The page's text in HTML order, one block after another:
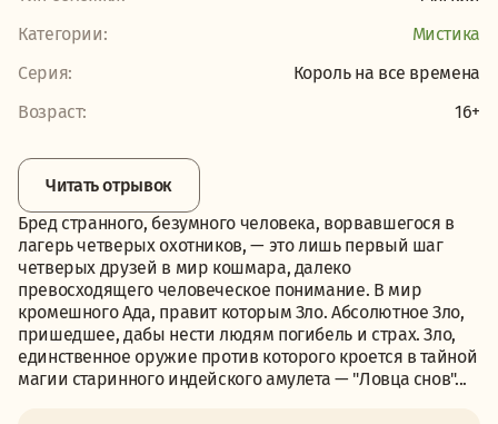
Категории:
Мистика
Серия:
Король на все времена
Возраст:
16+
Читать отрывок
Бред странного, безумного человека, ворвавшегося в
лагерь четверых охотников, — это лишь первый шаг
четверых друзей в мир кошмара, далеко
превосходящего человеческое понимание. В мир
кромешного Ада, правит которым Зло. Абсолютное Зло,
пришедшее, дабы нести людям погибель и страх. Зло,
единственное оружие против которого кроется в тайной
магии старинного индейского амулета — "Ловца снов"...